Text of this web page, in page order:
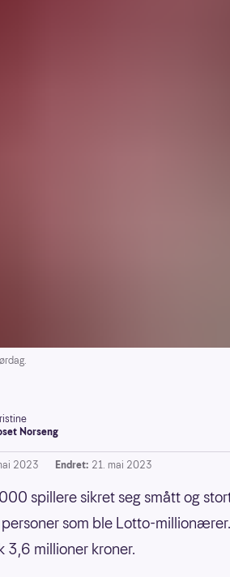
Norseng
2023 Endret: 21. mai 2023
spillere sikret seg smått og
som ble Lotto-
3,6 millioner kroner.